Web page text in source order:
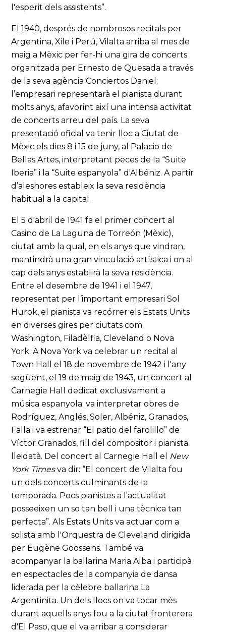
l'esperit dels assistents”.
El 1940, després de nombrosos recitals per
Argentina, Xile i Perú, Vilalta arriba al mes de
maig a Mèxic per fer-hi una gira de concerts
organitzada per Ernesto de Quesada a través
de la seva agència Conciertos Daniel;
l’empresari representarà el pianista durant
molts anys, afavorint així una intensa activitat
de concerts arreu del país. La seva
presentació oficial va tenir lloc a Ciutat de
Mèxic els dies 8 i 15 de juny, al Palacio de
Bellas Artes, interpretant peces de la “Suite
Iberia” i la “Suite espanyola” d'Albéniz. A partir
d’aleshores estableix la seva residència
habitual a la capital.
El 5 d'abril de 1941 fa el primer concert al
Casino de La Laguna de Torreón (Mèxic),
ciutat amb la qual, en els anys que vindran,
mantindrà una gran vinculació artística i on al
cap dels anys establirà la seva residència.
Entre el desembre de 1941 i el 1947,
representat per l’important empresari Sol
Hurok, el pianista va recórrer els Estats Units
en diverses gires per ciutats com
Washington, Filadèlfia, Cleveland o Nova
York. A Nova York va celebrar un recital al
Town Hall el 18 de novembre de 1942 i l'any
següent, el 19 de maig de 1943, un concert al
Carnegie Hall dedicat exclusivament a
música espanyola; va interpretar obres de
Rodríguez, Anglés, Soler, Albéniz, Granados,
Falla i va estrenar “El patio del farolillo” de
Víctor Granados, fill del compositor i pianista
lleidatà. Del concert al Carnegie Hall el New
York Timesva dir: “El concert de Vilalta fou
un dels concerts culminants de la
temporada. Pocs pianistes a l'actualitat
posseeixen un so tan bell i una tècnica tan
perfecta”. Als Estats Units va actuar com a
solista amb l'Orquestra de Cleveland dirigida
per Eugène Goossens. També va
acompanyar la ballarina Maria Alba i participà
en espectacles de la companyia de dansa
liderada per la cèlebre ballarina La
Argentinita. Un dels llocs on va tocar més
durant aquells anys fou a la ciutat fronterera
d'El Paso, que el va arribar a considerar